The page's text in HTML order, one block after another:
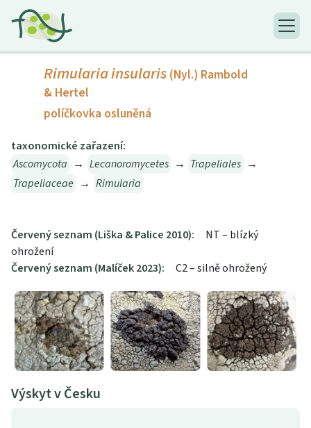
Rimularia insularis (Nyl.) Rambold
& Hertel
políčkovka osluněná
taxonomické zařazení:
Ascomycota → Lecanoromycetes → Trapeliales →
Trapeliaceae → Rimularia
Červený seznam (Liška & Palice 2010):
NT – blízký
ohrožení
Červený seznam (Malíček 2023):
C2 – silně ohrožený
Výskyt v Česku